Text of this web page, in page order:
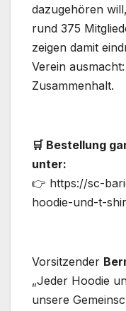
dazugehören
rund 375
zeigen damit
Verein
Zusammenhalt.
🛒 Bestellung
unter:
👉 https://sc-
hoodie-und-t-
Vorsitzender
„Jeder Hoodie
unsere